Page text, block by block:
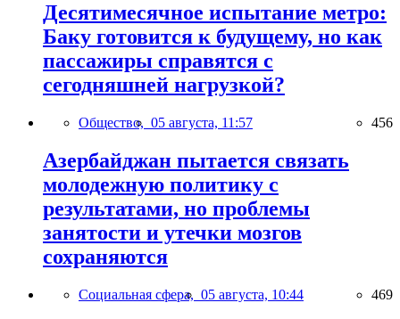
Десятимесячное испытание метро:
Баку готовится к будущему, но как
пассажиры справятся с
сегодняшней нагрузкой?
Общество, 05 августа, 11:57 456
Азербайджан пытается связать
молодежную политику с
результатами, но проблемы
занятости и утечки мозгов
сохраняются
Социальная сфера, 05 августа, 10:44 469